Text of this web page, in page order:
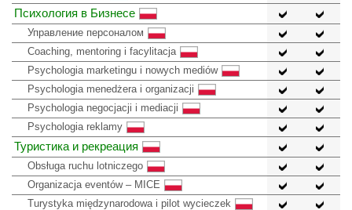
Психология в Бизнесе
Управление персоналом
Coaching, mentoring i facylitacja
Psychologia marketingu i nowych mediów
Psychologia menedżera i organizacji
Psychologia negocjacji i mediacji
Psychologia reklamy
Туристика и рекреация
Obsługa ruchu lotniczego
Organizacja eventów – MICE
Turystyka międzynarodowa i pilot wycieczek